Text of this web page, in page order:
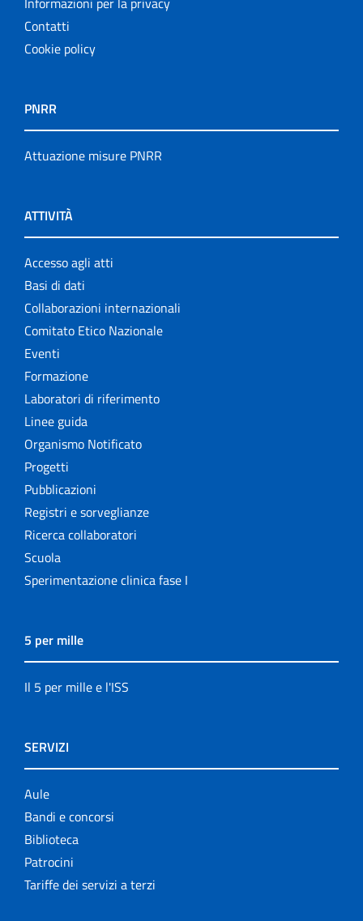
Contatti
Cookie policy
PNRR
Attuazione misure PNRR
ATTIVITÀ
Accesso agli atti
Basi di dati
Collaborazioni internazionali
Comitato Etico Nazionale
Eventi
Formazione
Laboratori di riferimento
Linee guida
Organismo Notificato
Progetti
Pubblicazioni
Registri e sorveglianze
Ricerca collaboratori
Scuola
Sperimentazione clinica fase I
5 per mille
Il 5 per mille e l'ISS
SERVIZI
Aule
Bandi e concorsi
Biblioteca
Patrocini
Tariffe dei servizi a terzi